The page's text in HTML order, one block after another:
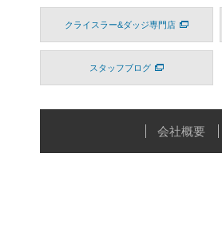
クライスラー&ダッジ専門店
スタッフブログ
会社概要